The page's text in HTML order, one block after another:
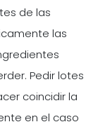
de las
las
Pedir lotes
coincidir la
en el caso